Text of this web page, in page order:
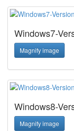
Windows7-
Magnify image
Windows8-
Magnify image